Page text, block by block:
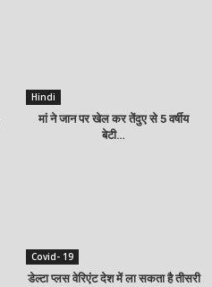
Hindi
मां ने जान पर खेल कर तेंदुए से 5 वर्षीय
बेटी…
Covid- 19
डेल्‍टा प्‍लस वेरिएंट देश में ला सकता है तीसरी